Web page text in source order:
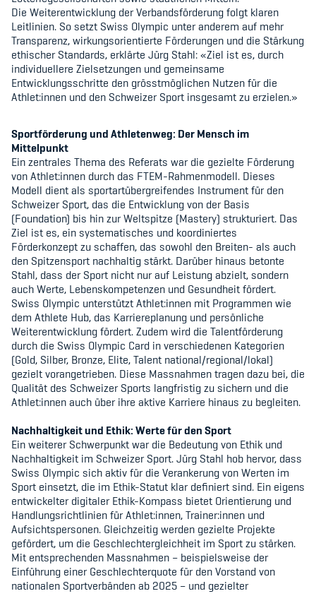
Die Weiterentwicklung der Verbandsförderung folgt klaren
Leitlinien. So setzt Swiss Olympic unter anderem auf mehr
Transparenz, wirkungsorientierte Förderungen und die Stärkung
ethischer Standards, erklärte Jürg Stahl: «Ziel ist es, durch
individuellere Zielsetzungen und gemeinsame
Entwicklungsschritte den grösstmöglichen Nutzen für die
Athlet:innen und den Schweizer Sport insgesamt zu erzielen.»
Sportförderung und Athletenweg: Der Mensch im
Mittelpunkt
Ein zentrales Thema des Referats war die gezielte Förderung
von Athlet:innen durch das FTEM-Rahmenmodell. Dieses
Modell dient als sportartübergreifendes Instrument für den
Schweizer Sport, das die Entwicklung von der Basis
(Foundation) bis hin zur Weltspitze (Mastery) strukturiert. Das
Ziel ist es, ein systematisches und koordiniertes
Förderkonzept zu schaffen, das sowohl den Breiten- als auch
den Spitzensport nachhaltig stärkt. Darüber hinaus betonte
Stahl, dass der Sport nicht nur auf Leistung abzielt, sondern
auch Werte, Lebenskompetenzen und Gesundheit fördert.
Swiss Olympic unterstützt Athlet:innen mit Programmen wie
dem Athlete Hub, das Karriereplanung und persönliche
Weiterentwicklung fördert. Zudem wird die Talentförderung
durch die Swiss Olympic Card in verschiedenen Kategorien
(Gold, Silber, Bronze, Elite, Talent national/regional/lokal)
gezielt vorangetrieben. Diese Massnahmen tragen dazu bei, die
Qualität des Schweizer Sports langfristig zu sichern und die
Athlet:innen auch über ihre aktive Karriere hinaus zu begleiten.
Nachhaltigkeit und Ethik: Werte für den Sport
Ein weiterer Schwerpunkt war die Bedeutung von Ethik und
Nachhaltigkeit im Schweizer Sport. Jürg Stahl hob hervor, dass
Swiss Olympic sich aktiv für die Verankerung von Werten im
Sport einsetzt, die im Ethik-Statut klar definiert sind. Ein eigens
entwickelter digitaler Ethik-Kompass bietet Orientierung und
Handlungsrichtlinien für Athlet:innen, Trainer:innen und
Aufsichtspersonen. Gleichzeitig werden gezielte Projekte
gefördert, um die Geschlechtergleichheit im Sport zu stärken.
Mit entsprechenden Massnahmen – beispielsweise der
Einführung einer Geschlechterquote für den Vorstand von
nationalen Sportverbänden ab 2025 – und gezielter